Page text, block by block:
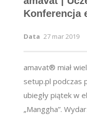
Konferencja
Data 27 mar 2019
amavat® miał
setup.pl podczas
ubiegły piątek w
„Manggha”.